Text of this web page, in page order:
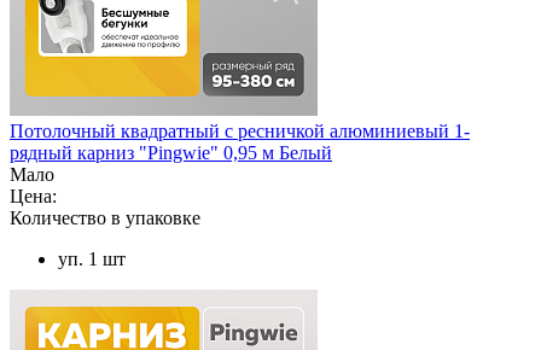
Потолочный квадратный с ресничкой алюминиевый 1-
рядный карниз "Pingwie" 0,95 м Белый
Мало
Цена:
Количество в упаковке
уп. 1 шт